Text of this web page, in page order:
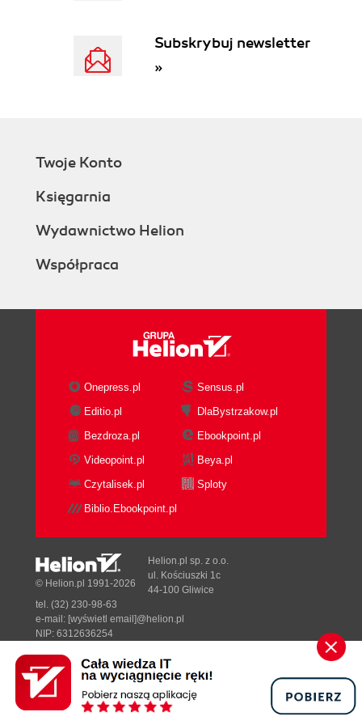
Myśli na zakończenie (282)
Skorowidz (291)
Subskrybuj newsletter
»
Twoje Konto
Księgarnia
Wydawnictwo Helion
Współpraca
Onepress.pl
Sensus.pl
Editio.pl
DlaBystrzakow.pl
Bezdroza.pl
Ebookpoint.pl
Videopoint.pl
Beya.pl
Czytalisek.pl
Sploty
Biblio.Ebookpoint.pl
Designed with ♥ byTonik.pl
© Helion.pl 1991-2026
Helion.pl sp. z o.o.
ul. Kościuszki 1c
44-100 Gliwice
tel. (32) 230-98-63
e-mail: [wyświetl email]@helion.pl
NIP: 6312636254
Pełna wersja strony »